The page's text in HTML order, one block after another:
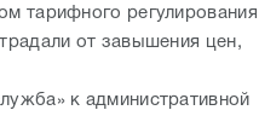
тарифного регулирования
от завышения цен,
к административной